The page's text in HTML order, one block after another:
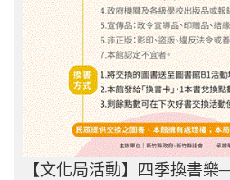
【文化局活動】四季換書